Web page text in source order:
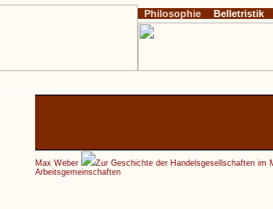
Max Weber Zur Geschichte der Handelsgesellschaften im
Arbeitsgemeinschaften
Philosophie Belletristik